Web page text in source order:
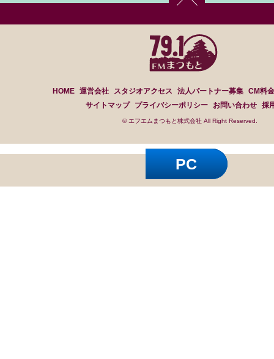
HOME 運営会社 スタジオアクセス 法人パートナー募集 CM料
サイトマップ
プライバシーポリシー お問い合わせ 採
© エフエムまつもと株式会社 All Right Reserved.
PC